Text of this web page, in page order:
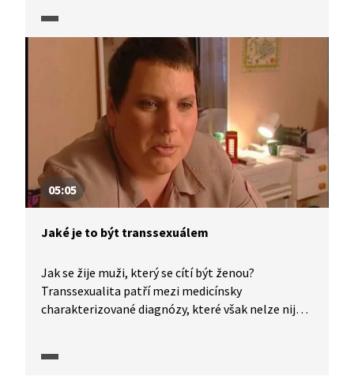
identity ve Finsku. Jak chápe queer kulturu stand
up komik Juuso Kekkonen? Je nucená sterilizace
translidí při změně pohlaví porušováním
mezinárodních lidských práv? (Video v cizím jazyce
a s českými titulky.)
05:05
Jaké je to být transsexuálem
Jak se žije muži, který se cítí být ženou?
Transsexualita patří mezi medicínsky
charakterizované diagnózy, které však nelze nijak
přijít jednak z jeho strany, jednak z okolí.